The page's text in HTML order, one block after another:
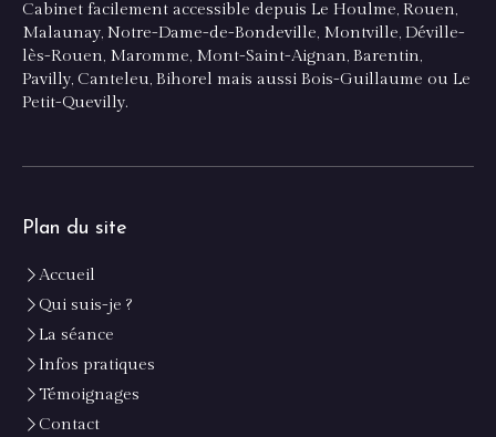
Cabinet facilement accessible depuis Le Houlme, Rouen,
Malaunay, Notre-Dame-de-Bondeville, Montville, Déville-
lès-Rouen, Maromme, Mont-Saint-Aignan, Barentin,
Pavilly, Canteleu, Bihorel mais aussi Bois-Guillaume ou Le
Petit-Quevilly.
Plan du site
Accueil
Qui suis-je ?
La séance
Infos pratiques
Témoignages
Contact